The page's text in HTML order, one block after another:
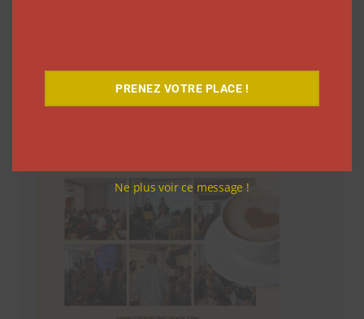
PRENEZ VOTRE PLACE !
Ne plus voir ce message !